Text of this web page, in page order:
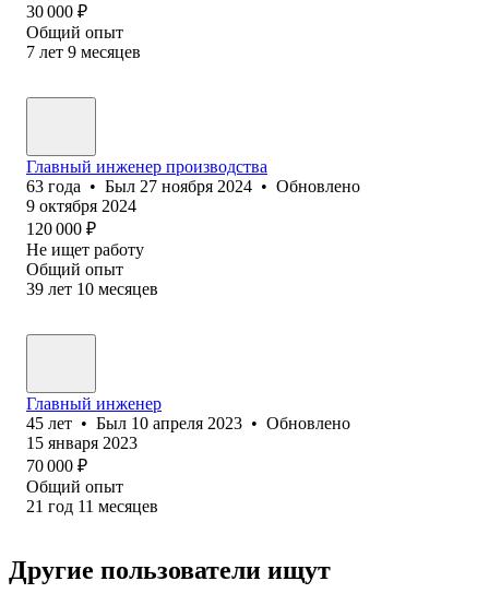
30 000 ₽
Общий опыт
7 лет 9 месяцев
Главный инженер производства
63 года • Был 27 ноября 2024 • Обновлено
9 октября 2024
120 000 ₽
Не ищет работу
Общий опыт
39 лет 10 месяцев
Главный инженер
45 лет • Был 10 апреля 2023 • Обновлено
15 января 2023
70 000 ₽
Общий опыт
21 год 11 месяцев
Другие пользователи ищут